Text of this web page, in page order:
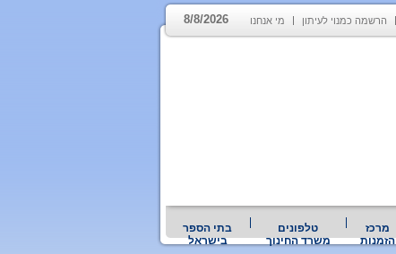
הרשמה כמנוי לעיתון מי אנחנו 8/8/2026
מרכז
הזמנות
טלפונים
משרד החינוך
בתי הספר
בישראל